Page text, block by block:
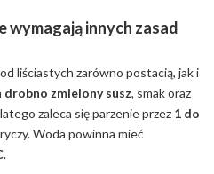
wymagają innych zasad
liściastych zarówno postacią, jak i
drobno zmielony susz, smak oraz
zaleca się parzenie przez 1 do
Woda powinna mieć
.